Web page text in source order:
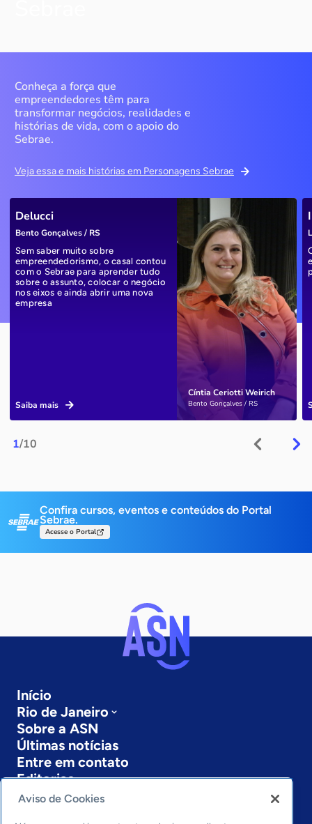
Conheça a força que
empreendedores têm para
transformar negócios, realidades e
histórias de vida, com o apoio do
Sebrae.
Veja essa e mais histórias em Personagens Sebrae
1/10
Cíntia Ceriotti Weirich
Bento Gonçalves / RS
Delucci
Bento Gonçalves / RS
Sem saber muito sobre
empreendedorismo, o casal contou
com o Sebrae para aprender tudo
sobre o assunto, colocar o negócio
nos eixos e ainda abrir uma nova
empresa
Saiba mais
Confira cursos, eventos e conteúdos do Portal
Sebrae.
Acesse o Portal
Início
Rio de Janeiro
Sobre a ASN
Últimas notícias
Entre em contato
Editorias
Economia & Política
Aviso de Cookies